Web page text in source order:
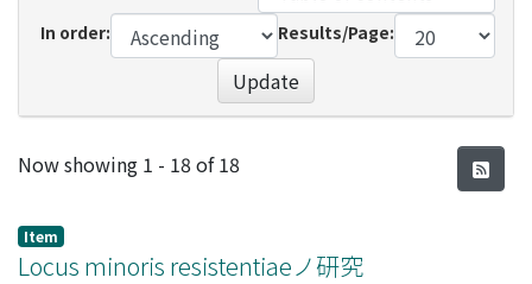
In order:
Results/Page:
Update
Recent Submissions
Now showing 1 - 18 of 18
Item
Locus minoris resistentiaeノ研究